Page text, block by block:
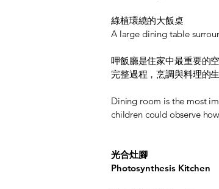
綠植環繞的大飯桌
A large dining table
呷飯廳是住家中最重要的
完整過程，烹調與料理的
Dining room is the most
children could observe
光合灶腳
Photosynthesis Kitchen